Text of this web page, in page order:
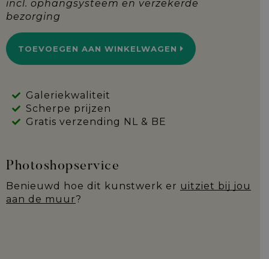
TOEVOEGEN AAN WINKELWAGEN
Galeriekwaliteit
Scherpe prijzen
Gratis verzending NL & BE
Photoshopservice
Benieuwd hoe dit kunstwerk er uitziet bij jou
aan de muur?